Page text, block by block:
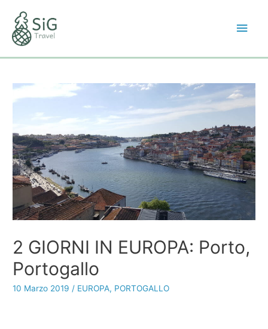
2 GIORNI IN EUROPA: Porto,
Portogallo
10 Marzo 2019 / EUROPA, PORTOGALLO